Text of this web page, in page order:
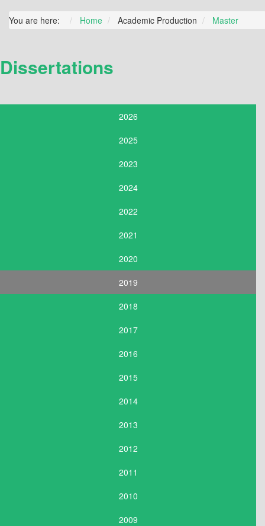
You are here: Home Academic Production Master
Dissertations
2026
2025
2023
2024
2022
2021
2020
2019
2018
2017
2016
2015
2014
2013
2012
2011
2010
2009